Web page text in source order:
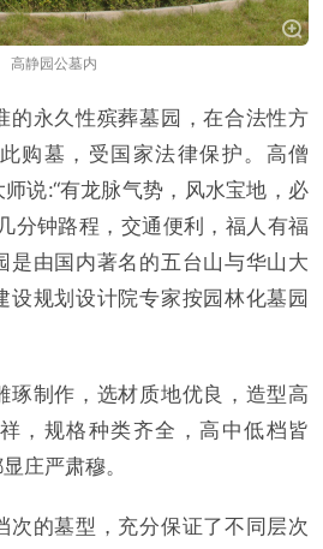
高静园公墓内
的永久性殡葬墓园，在合法性方
购墓，受国家法律保护。高僧
师说:“有龙脉气势，风水宝地，必
分钟路程，交通便利，福人有福
是由国内著名的五台山与华山大
设规划设计院专家按园林化墓园
琢制作，选材质地优良，造型高
，规格种类齐全，高中低档皆
庄严肃穆。
次的墓型，充分保证了不同层次